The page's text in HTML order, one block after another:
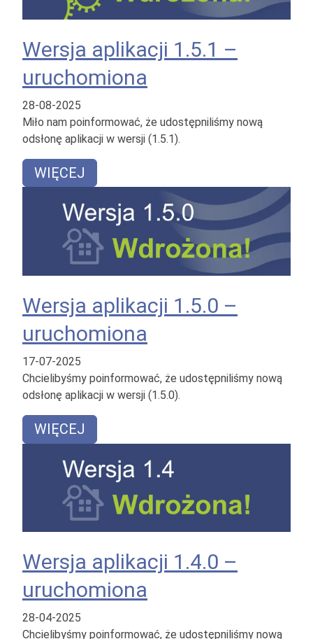
Wersja aplikacji 1.5.1 –
uruchomiona
28-08-2025
Miło nam poinformować, że udostępniliśmy nową
odsłonę aplikacji w wersji (1.5.1).
WIĘCEJ
Wersja aplikacji 1.5.0 –
uruchomiona
17-07-2025
Chcielibyśmy poinformować, że udostępniliśmy nową
odsłonę aplikacji w wersji (1.5.0).
WIĘCEJ
Wersja aplikacji 1.4.0 –
uruchomiona
28-04-2025
Chcielibyśmy poinformować, że udostępniliśmy nową